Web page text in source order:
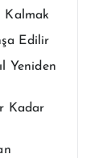
Kalmak
Edilir
Yeniden
Kadar